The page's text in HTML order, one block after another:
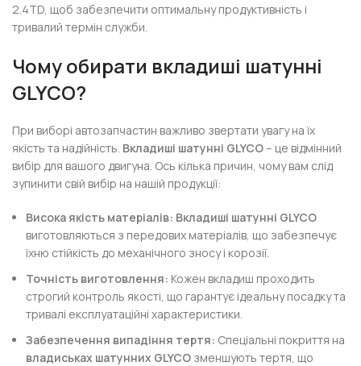
2.4TD, щоб забезпечити оптимальну продуктивність і
тривалий термін служби.
Чому обирати вкладиші шатунні
GLYCO?
При виборі автозапчастин важливо звертати увагу на їх
якість та надійність. Вкладиші шатунні GLYCO – це відмінний
вибір для вашого двигуна. Ось кілька причин, чому вам слід
зупинити свій вибір на нашій продукції:
Висока якість матеріалів: Вкладиші шатунні GLYCO
виготовляються з передових матеріалів, що забезпечує
їхню стійкість до механічного зносу і корозії.
Точність виготовлення: Кожен вкладиш проходить
строгий контроль якості, що гарантує ідеальну посадку та
тривалі експлуатаційні характеристики.
Забезпечення випадіння тертя: Спеціальні покриття на
владиськах шатунних GLYCO зменшують тертя, що